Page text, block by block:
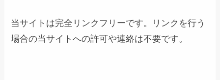
当サイトは完全リンクフリーです。リンクを行う
場合の当サイトへの許可や連絡は不要です。